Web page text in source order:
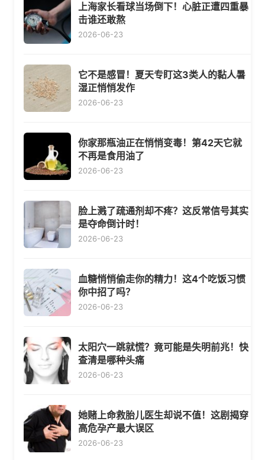
上海家长看球当场倒下！心脏正遭四重暴
击谁还敢熬
2026-06-23
它不是感冒！夏天专盯这3类人的黏人暑
湿正悄悄发作
2026-06-23
你家那瓶油正在悄悄变毒！第42天它就
不再是食用油了
2026-06-23
脸上溅了疏通剂却不疼？这反常信号其实
是夺命倒计时！
2026-06-23
血糖悄悄偷走你的精力！这4个吃饭习惯
你中招了吗？
2026-06-23
太阳穴一跳就慌？竟可能是失明前兆！快
查清是哪种头痛
2026-06-23
她赌上命救胎儿医生却说不值！这剧揭穿
高危孕产最大误区
2026-06-23